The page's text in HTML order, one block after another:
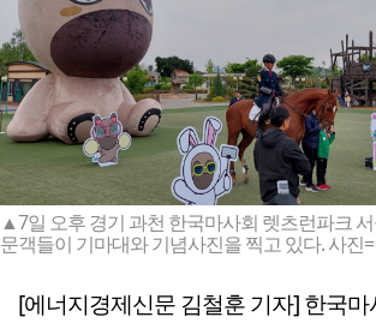
▲7일 오후 경기 과천 한국마사회 렛츠런파크
문객들이 기마대와 기념사진을 찍고 있다. 사진
[에너지경제신문 김철훈 기자] 한국